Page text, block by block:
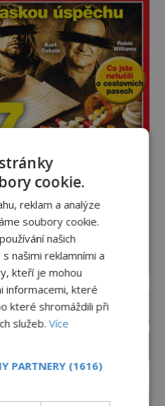
ČASOPIS
cookie.
reklam a analýze
soubory cookie.
našich
našimi reklamními a
kteří je mohou
informacemi, které
které shromáždili při
služeb.Více
PARTNERY (1616)